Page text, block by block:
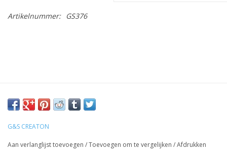
Artikelnummer: GS376
G&S CREATON
Aan verlanglijst toevoegen /Toevoegen om te vergelijken /Afdrukken